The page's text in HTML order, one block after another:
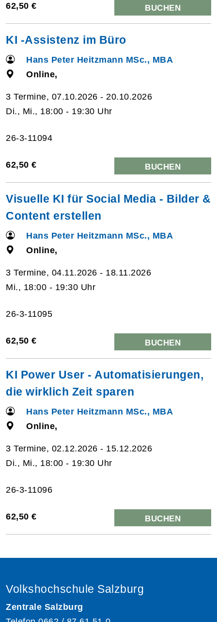
62,50 € BUCHEN
KI -Assistenz im Büro
Hans Peter Heitzmann MSc., MBA
Online,
3 Termine, 07.10.2026 - 20.10.2026
Di., Mi., 18:00 - 19:30 Uhr
26-3-11094
62,50 € BUCHEN
Visuelle KI für Social Media - Bilder &
Content erstellen
Hans Peter Heitzmann MSc., MBA
Online,
3 Termine, 04.11.2026 - 18.11.2026
Mi., 18:00 - 19:30 Uhr
26-3-11095
62,50 € BUCHEN
KI Power User - Automatisierungen,
die wirklich Zeit sparen
Hans Peter Heitzmann MSc., MBA
Online,
3 Termine, 02.12.2026 - 15.12.2026
Di., Mi., 18:00 - 19:30 Uhr
26-3-11096
62,50 € BUCHEN
Volkshochschule Salzburg
Zentrale Salzburg